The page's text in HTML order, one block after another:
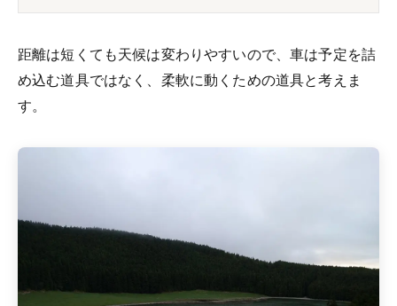
距離は短くても天候は変わりやすいので、車は予定を詰
め込む道具ではなく、柔軟に動くための道具と考えま
す。